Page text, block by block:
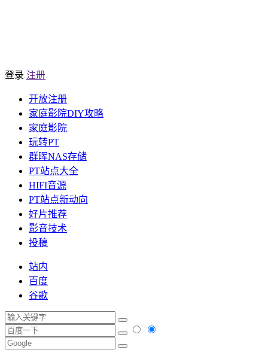
登录 注册
开放注册
家庭影院DIY攻略
家庭影院
玩转PT
群晖NAS存储
PT站点大全
HIFI音源
PT站点新动向
好片推荐
影音技术
投稿
站内
百度
谷歌